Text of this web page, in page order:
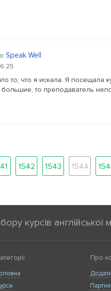
Speak Well
то, что я искала. Я посещала
то преподаватель
1542 1543 1544
курсів англійської
Про